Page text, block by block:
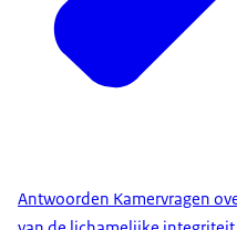
Antwoorden Kamervragen